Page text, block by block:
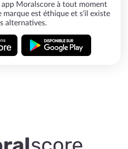
app Moralscore à tout moment
marque est éthique et s'il existe
alternatives.